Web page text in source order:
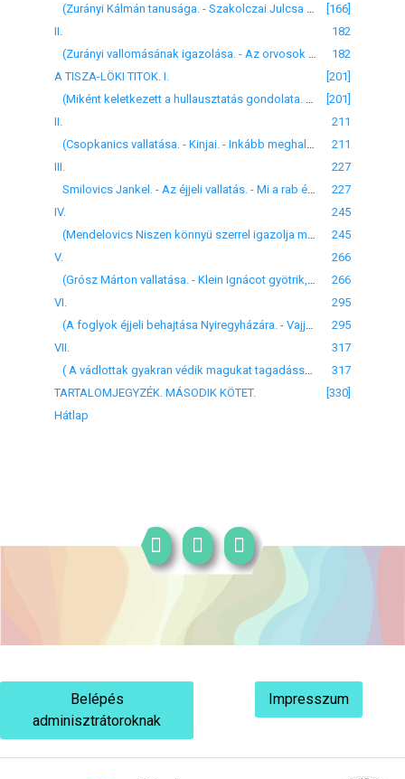
[166]
II.
182
182
A TISZA-LÖKI TITOK. I.
[201]
[201]
II.
211
211
III.
227
227
IV.
245
245
V.
266
266
VI.
295
295
VII.
317
317
TARTALOMJEGYZÉK. MÁSODIK KÖTET.
[330]
Hátlap
Belépés
adminisztrátoroknak
Impresszum